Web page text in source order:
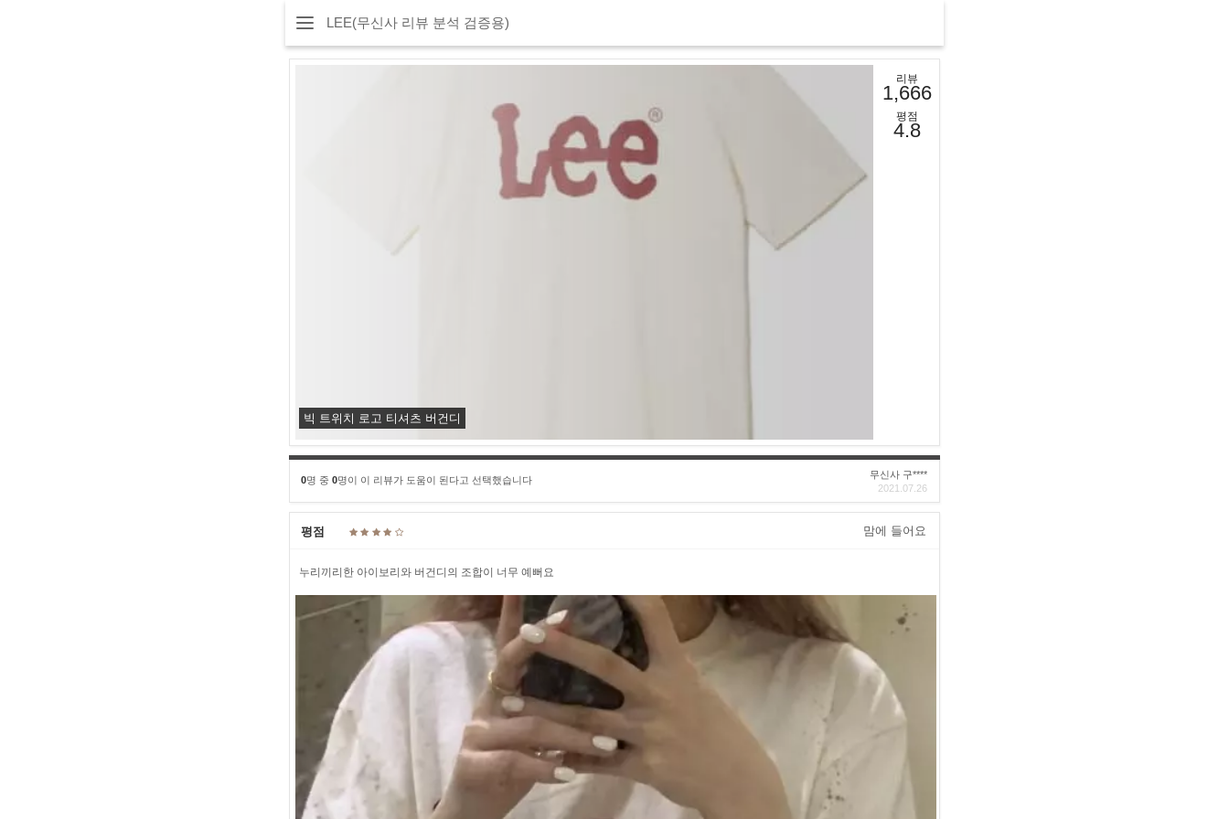
LEE(무신사 리뷰 분석 검증용)
빅 트위치 로고 티셔츠 버건디
리뷰
1,666
평점
4.8
0명 중 0명이 이 리뷰가 도움이 된다고 선택했습니다
무신사 구****
2021.07.26
평점 맘에 들어요
누리끼리한 아이보리와 버건디의 조합이 너무 예뻐요